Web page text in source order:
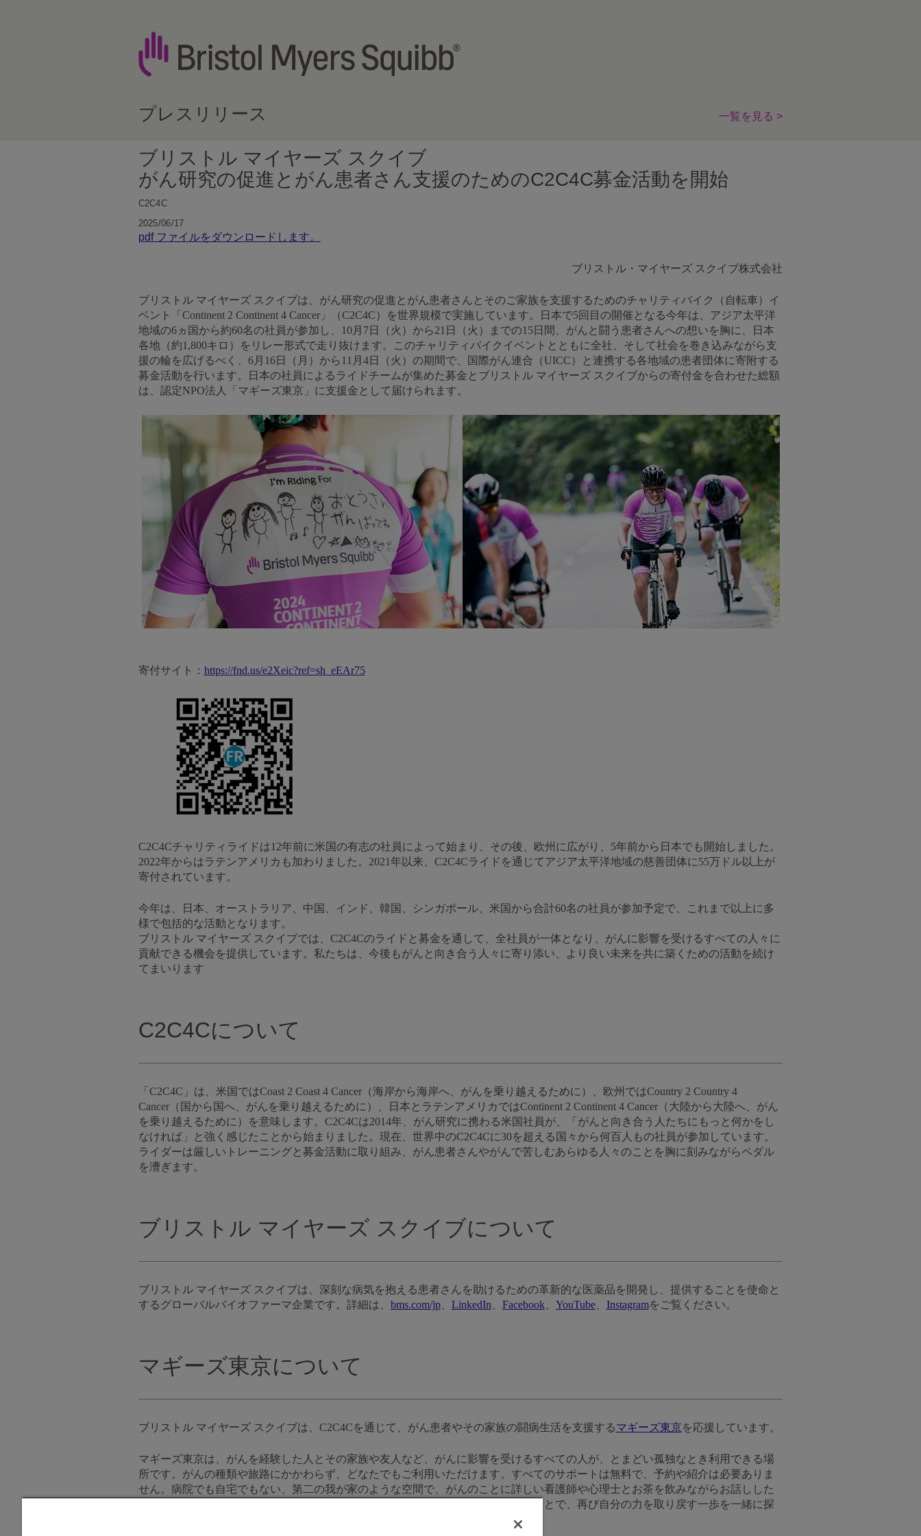
プレスリリース 一覧を見る >
ブリストル マイヤーズ スクイブ
がん研究の促進とがん患者さん支援のためのC2C4C募金活動を開始
C2C4C
2025/06/17
pdf ファイルをダウンロードします。
ブリストル・マイヤーズ スクイブ株式会社
ブリストル マイヤーズ スクイブは、がん研究の促進とがん患者さんとそのご家族を支援するためのチャリティバイク（自転車）イ
ベント「Continent 2 Continent 4 Cancer」（C2C4C）を世界規模で実施しています。日本で5回目の開催となる今年は、アジア太平洋
地域の6ヵ国から約60名の社員が参加し、10月7日（火）から21日（火）までの15日間、がんと闘う患者さんへの想いを胸に、日本
各地（約1,800キロ）をリレー形式で走り抜けます。このチャリティバイクイベントとともに全社、そして社会を巻き込みながら支
援の輪を広げるべく、6月16日（月）から11月4日（火）の期間で、国際がん連合（UICC）と連携する各地域の患者団体に寄附する
募金活動を行います。日本の社員によるライドチームが集めた募金とブリストル マイヤーズ スクイブからの寄付金を合わせた総額
は、認定NPO法人「マギーズ東京」に支援金として届けられます。
寄付サイト： https://fnd.us/e2Xeic?ref=sh_eEAr75
C2C4Cチャリティライドは12年前に米国の有志の社員によって始まり、その後、欧州に広がり、5年前から日本でも開始しました。
2022年からはラテンアメリカも加わりました。2021年以来、C2C4Cライドを通じてアジア太平洋地域の慈善団体に55万ドル以上が
寄付されています。
今年は、日本、オーストラリア、中国、インド、韓国、シンガポール、米国から合計60名の社員が参加予定で、これまで以上に多
様で包括的な活動となります。
ブリストル マイヤーズ スクイブでは、C2C4Cのライドと募金を通して、全社員が一体となり、がんに影響を受けるすべての人々に
貢献できる機会を提供しています。私たちは、今後もがんと向き合う人々に寄り添い、より良い未来を共に築くための活動を続け
てまいります
C2C4Cについて
「C2C4C」は、米国ではCoast 2 Coast 4 Cancer（海岸から海岸へ、がんを乗り越えるために）、欧州ではCountry 2 Country 4
Cancer（国から国へ、がんを乗り越えるために）、日本とラテンアメリカではContinent 2 Continent 4 Cancer（大陸から大陸へ、がん
を乗り越えるために）を意味します。C2C4Cは2014年、がん研究に携わる米国社員が、「がんと向き合う人たちにもっと何かをし
なければ」と強く感じたことから始まりました。現在、世界中のC2C4Cに30を超える国々から何百人もの社員が参加しています。
ライダーは厳しいトレーニングと募金活動に取り組み、がん患者さんやがんで苦しむあらゆる人々のことを胸に刻みながらペダル
を漕ぎます。
ブリストル マイヤーズ スクイブについて
ブリストル マイヤーズ スクイブは、深刻な病気を抱える患者さんを助けるための革新的な医薬品を開発し、提供することを使命と
するグローバルバイオファーマ企業です。詳細は、 bms.com/jp、 LinkedIn Facebook、 YouTube、 Instagramをご覧ください。
マギーズ東京について
ブリストル マイヤーズ スクイブは、C2C4Cを通じて、がん患者やその家族の闘病生活を支援するマギーズ東京を応援しています。
マギーズ東京は、がんを経験した人とその家族や友人など、がんに影響を受けるすべての人が、とまどい孤独なとき利用できる場
所です。がんの種類や旅路にかかわらず、どなたでもご利用いただけます。すべてのサポートは無料で、予約や紹介は必要ありま
せん。病院でも自宅でもない、第二の我が家のような空間で、がんのことに詳しい看護師や心理士とお茶を飲みながらお話しした
り、グループプログラムに参加したり、静かなスペースでご自身の時間を過ごすことで、再び自分の力を取り戻す一歩を一緒に探